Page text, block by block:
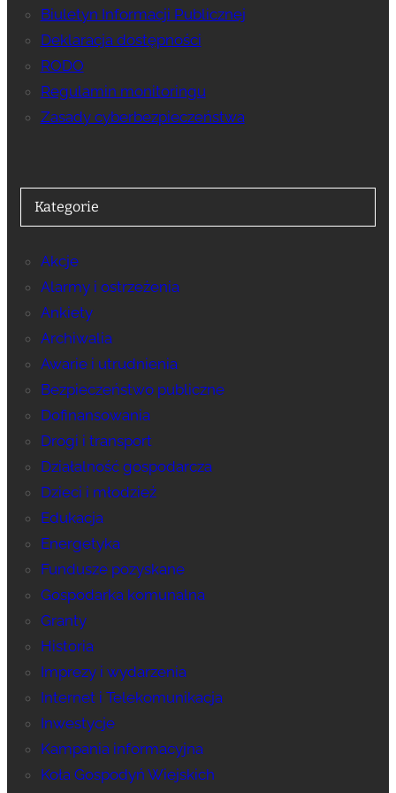
Biuletyn Informacji Publicznej
Deklaracja dostępności
RODO
Regulamin monitoringu
Zasady cyberbezpieczeństwa
Kategorie
Akcje
Alarmy i ostrzeżenia
Ankiety
Archiwalia
Awarie i utrudnienia
Bezpieczeństwo publiczne
Dofinansowania
Drogi i transport
Działalność gospodarcza
Dzieci i młodzież
Edukacja
Energetyka
Fundusze pozyskane
Gospodarka komunalna
Granty
Historia
Imprezy i wydarzenia
Internet i Telekomunikacja
Inwestycje
Kampania informacyjna
Koła Gospodyń Wiejskich